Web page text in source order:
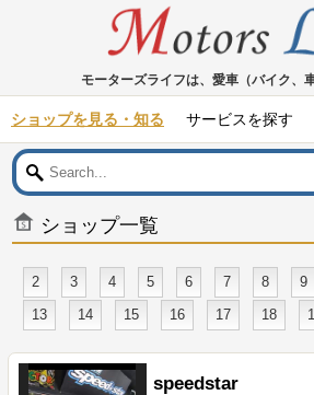
モーターズライフは、愛車（バイク、
ショップを見る・知る サービスを探す
ショップ一覧
2 3 4 5 6 7 8 9
13
14 15 16 17 18
speedstar